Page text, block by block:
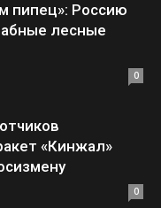
пипец»: Россию
лесные
0
«Кинжал»
0